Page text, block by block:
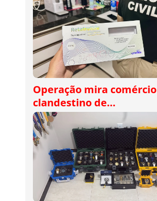
Operação mira comércio
clandestino de…